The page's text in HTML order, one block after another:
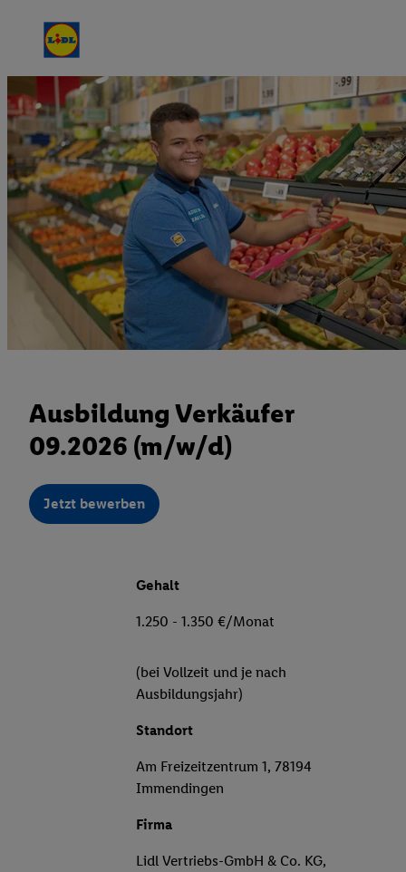
Ausbildung Verkäufer
09.2026 (m/w/d)
Jetzt bewerben
Gehalt
1.250 - 1.350 €/Monat
(bei Vollzeit und je nach
Ausbildungsjahr)
Standort
Am Freizeitzentrum 1, 78194
Immendingen
Firma
Lidl Vertriebs-GmbH & Co. KG,